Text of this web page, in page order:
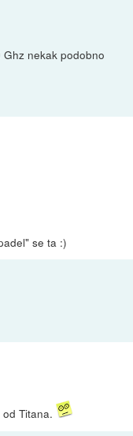
nekak podobno
se ta :)
Titana.